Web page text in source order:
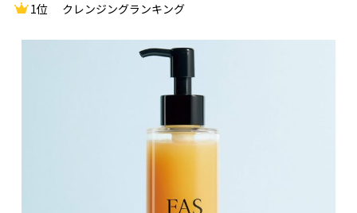
1位 クレンジングランキング